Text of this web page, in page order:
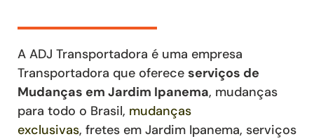
A ADJ Transportadora é uma empresa
Transportadora que oferece serviços de
Mudanças em Jardim Ipanema, mudanças
para todo o Brasil, mudanças
exclusivas, fretes em Jardim Ipanema, serviços